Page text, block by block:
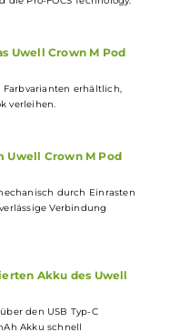
, um die Sicherheit und den
Lieferumfang
Meshed-H Twin-Coil mit 0,8
Pods im Uwell Crown
und saubere Betankung
einfach per Push & Pull